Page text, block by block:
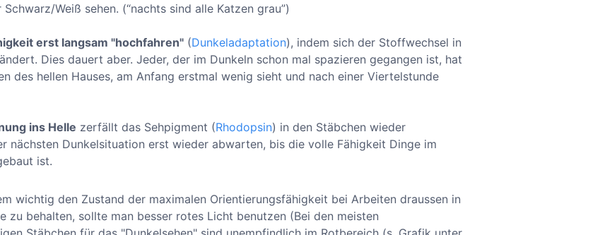
Weiß sehen. (“nachts sind alle Katzen grau”)
erst langsam "hochfahren" (Dunkeladaptation), indem sich der Stoffwechsel in
Dies dauert aber. Jeder, der im Dunkeln schon mal spazieren gegangen ist, hat
des hellen Hauses, am Anfang erstmal wenig sieht und nach einer Viertelstunde
ins Helle zerfällt das Sehpigment (Rhodopsin) in den Stäbchen wieder
nächsten Dunkelsituation erst wieder abwarten, bis die volle Fähigkeit Dinge im
ist.
wichtig den Zustand der maximalen Orientierungsfähigkeit bei Arbeiten draussen in
zu behalten, sollte man besser rotes Licht benutzen (Bei den meisten